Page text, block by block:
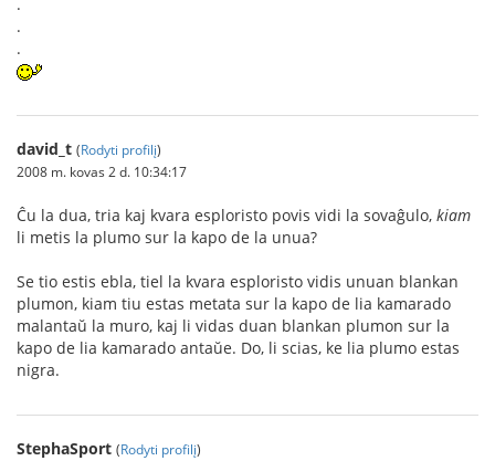
.
.
david_t (Rodyti profilį)
2008 m. kovas 2 d. 10:34:17
Ĉu la dua, tria kaj kvara esploristo povis vidi la sovaĝulo, kiam
li metis la plumo sur la kapo de la unua?
Se tio estis ebla, tiel la kvara esploristo vidis unuan blankan
plumon, kiam tiu estas metata sur la kapo de lia kamarado
malantaŭ la muro, kaj li vidas duan blankan plumon sur la
kapo de lia kamarado antaŭe. Do, li scias, ke lia plumo estas
nigra.
StephaSport (Rodyti profilį)